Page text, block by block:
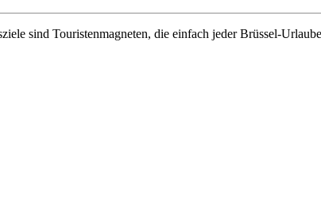
sind Touristenmagneten, die einfach jeder Brüssel-